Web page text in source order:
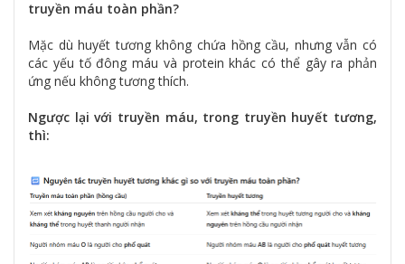
truyền máu toàn phần?
Mặc dù huyết tương không chứa hồng cầu, nhưng vẫn có
các yếu tố đông máu và protein khác có thể gây ra phản
ứng nếu không tương thích.
Ngược lại với truyền máu, trong truyền huyết tương,
thì: